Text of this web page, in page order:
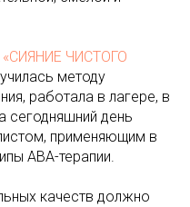
ЧИСТОГО
методу
работала в лагере, в
сегодняшний день
применяющим в
АВА-терапии.
качеств должно